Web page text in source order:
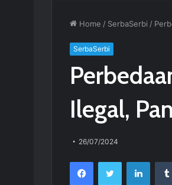
Home / SerbaSerbi /
SerbaSerbi
Ilegal,
26/07/2024